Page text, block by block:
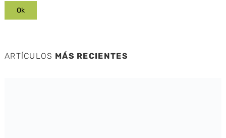
ARTÍCULOS MÁS RECIENTES